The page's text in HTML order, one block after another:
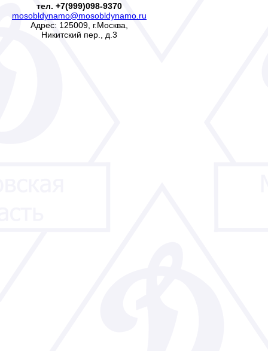
тел. +7(999)098-9370
mosobldynamo@mosobldynamo.ru
Адрес: 125009, г.Москва,
Никитский пер., д.3